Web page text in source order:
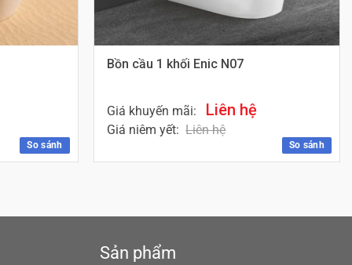
So sánh So sánh
Bồn cầu 1 khối Enic N07
Giá khuyến mãi: Liên hệ
Giá niêm yết: Liên hệ
Sản phẩm